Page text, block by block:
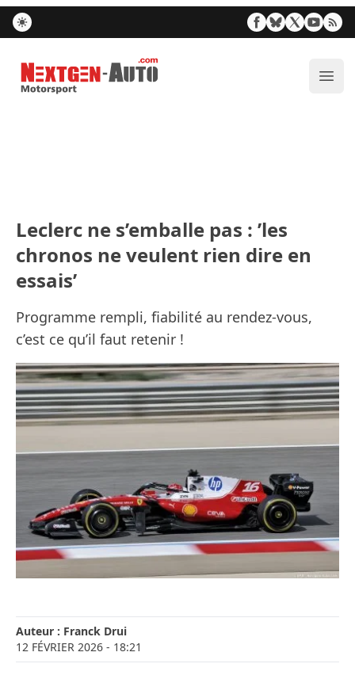
Nextgen-Auto.com
Leclerc ne s’emballe pas : ’les
chronos ne veulent rien dire en
essais’
Programme rempli, fiabilité au rendez-vous,
c’est ce qu’il faut retenir !
Auteur : Franck Drui
12 FÉVRIER 2026 - 18:21